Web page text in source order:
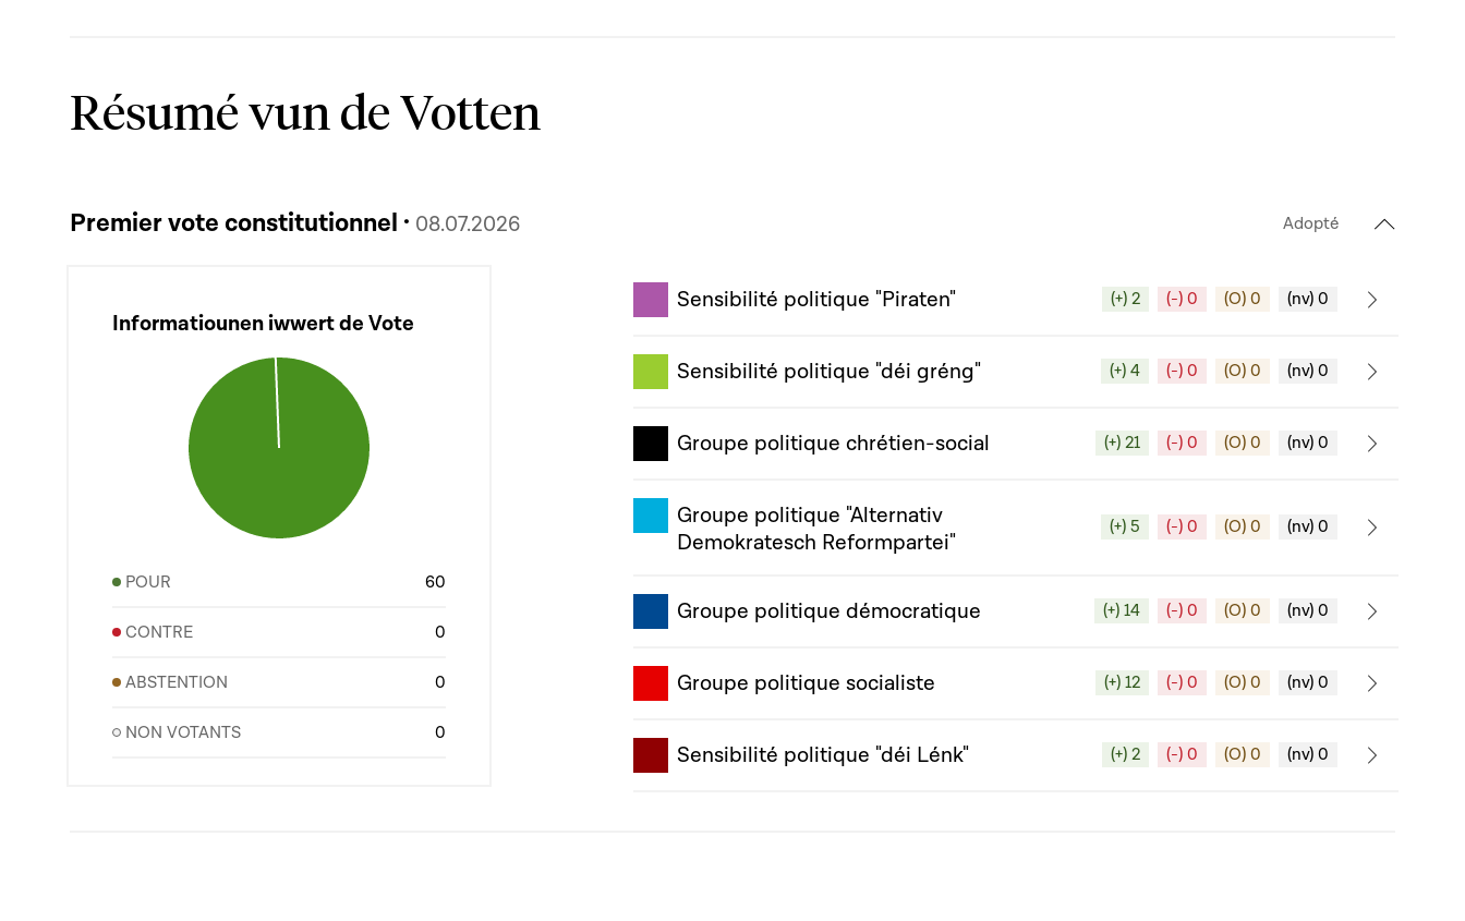
Résumé vun de Votten
Premier vote constitutionnel · 08.07.2026 Adopté
Informatiounen iwwert de Vote
POUR 60
CONTRE 0
ABSTENTION 0
NON VOTANTS 0
Sensibilité politique "Piraten" (+) 2 (-) 0 (O) 0 (nv) 0
Sensibilité politique "déi gréng" (+) 4 (-) 0 (O) 0 (nv) 0
Groupe politique chrétien-social (+) 21 (-) 0 (O) 0 (nv) 0
Groupe politique "Alternativ
Demokratesch Reformpartei"
(+) 5 (-) 0 (O) 0 (nv) 0
Groupe politique démocratique (+) 14 (-) 0 (O) 0 (nv) 0
Groupe politique socialiste (+) 12 (-) 0 (O) 0 (nv) 0
Sensibilité politique "déi Lénk" (+) 2 (-) 0 (O) 0 (nv) 0